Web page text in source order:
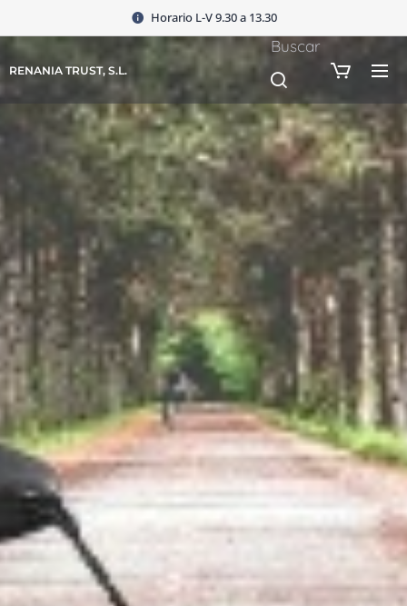
Horario L-V 9.30 a 13.30
RENANIA TRUST, S.L.
Buscar